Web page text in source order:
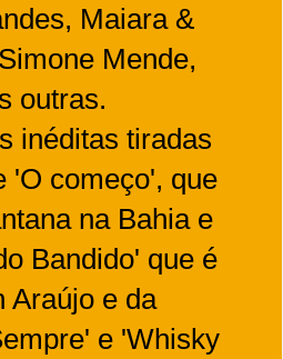
Maiara &
Mende,
outras.
inéditas tiradas
'O começo', que
na Bahia e
Bandido' que é
Araújo e da
e 'Whisky